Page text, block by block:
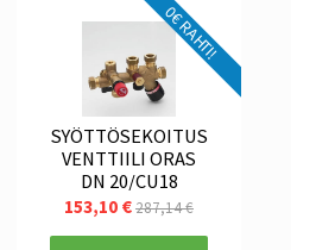
0€ RAHTI!
SYÖTTÖSEKOITUS
VENTTIILI ORAS
DN 20/CU18
153,10 €287,14 €